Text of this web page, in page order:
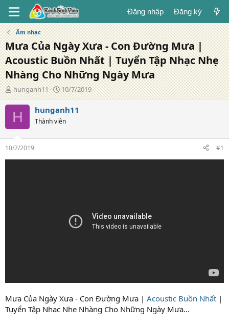
Đăng nhập Đăng ký
Âm nhạc
Mưa Của Ngày Xưa - Con Đường Mưa |
Acoustic Buồn Nhất | Tuyển Tập Nhạc Nhẹ
Nhàng Cho Những Ngày Mưa
T
á
c
g
ả
hunganh11
N
g
à
y
đ
g
10/7/2019
H hunganh11
Thành viên
10/7/2019 #1
Mưa Của Ngày Xưa - Con Đường Mưa | Acoustic Buồn Nhất |
Tuyển Tập Nhạc Nhẹ Nhàng Cho Những Ngày Mưa...